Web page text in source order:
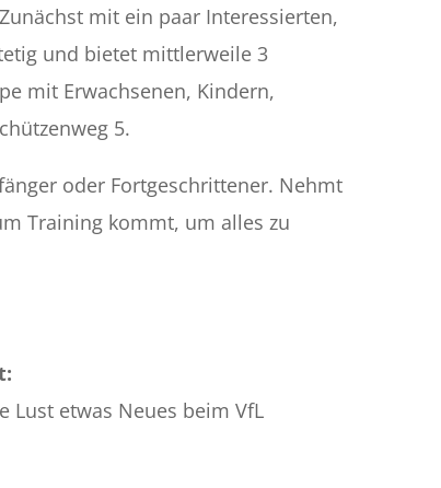
mit ein paar Interessierten,
und bietet mittlerweile 3
mit Erwachsenen, Kindern,
5.
oder Fortgeschrittener. Nehmt
Training kommt, um alles zu
Lust etwas Neues beim VfL